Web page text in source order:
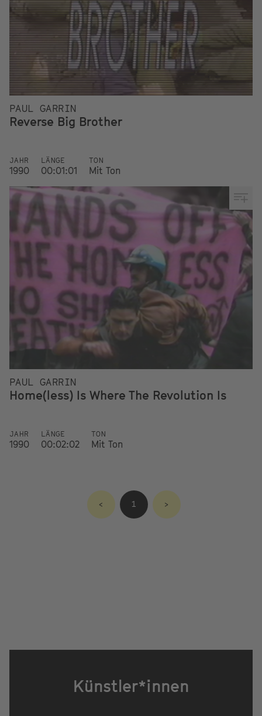
PAUL GARRIN
Reverse Big Brother
JAHR
1990
LÄNGE
00:01:01
TON
Mit Ton
PAUL GARRIN
Home(less) Is Where The Revolution Is
JAHR
1990
LÄNGE
00:02:02
TON
Mit Ton
< 1 >
Künstler*innen